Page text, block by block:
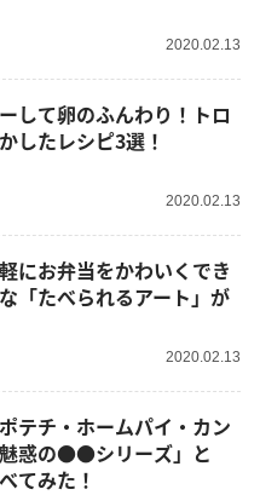
2020.02.13
して卵のふんわり！トロ
したレシピ3選！
2020.02.13
にお弁当をかわいくでき
「たべられるアート」が
2020.02.13
テチ・ホームパイ・カン
魅惑の●●シリーズ」と
てみた！